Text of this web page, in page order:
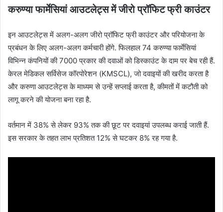
करुण्या फार्मेसियां आउटलेट्स में जीरो प्रॉफिट फ्री काउंटर
इन आउटलेट्स में अलग-अलग जीरो प्रॉफिट फ्री काउंटर और परियोजना के
प्रबंधन के लिए अलग-अलग कर्मचारी होंगे. फिलहाल 74 करुण्या फार्मेसियां ​​
विभिन्न कंपनियों की 7000 प्रकार की दवाओं को डिस्काउंट के दाम पर बेच रही हैं.
केरल मेडिकल सर्विसेज कॉरपोरेशन (KMSCL), जो दवाइयों की खरीद करता है
और करुणा आउटलेट्स के माध्यम से उन्हें सप्लाई करता है, कीमतों में कटौती को
लागू करने की योजना बना रहा है.
वर्तमान में 38% से लेकर 93% तक की छूट पर दवाइयां उपलब्ध कराई जाती हैं.
इस सरकार के तहत लाभ प्रतिशत 12% से घटकर 8% रह गया है.